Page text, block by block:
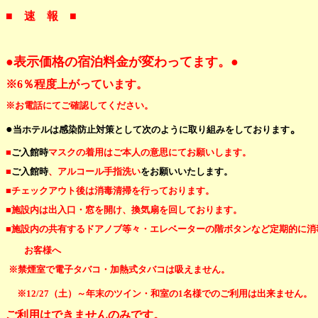
■ 速 報 ■
●表示価格の宿泊料金が変わってます。●
※6％程度上がっています。
※お電話にてご確認してください。
●当ホテルは感染防止対策として次のように取り組みをしております。
■ご入館時マスクの着用はご本人の意思にてお願いします。
■ご入館時、アルコール手指洗いをお願いいたします。
■チェックアウト後は消毒清掃を行っております。
■施設内は出入口・窓を開け、換気扇を回しております。
■施設内の共有するドアノブ等々・エレベーターの階ボタンなど定期的に消
お客様へ
※禁煙室で電子タバコ・加熱式タバコは吸えません。
※12/27（土）～年末のツイン・和室の1名様でのご利用は出来ません。
ご利用はできませんのみです。